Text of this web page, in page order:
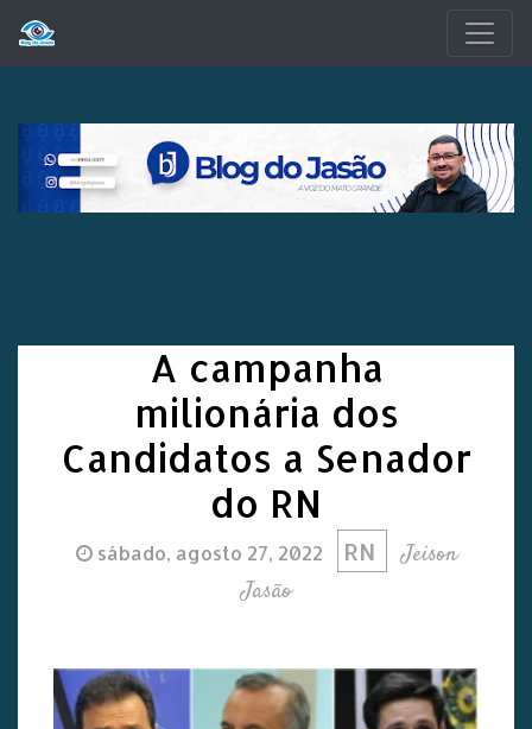
A campanha
milionária dos
Candidatos a Senador
do RN
sábado, agosto 27, 2022 RN
Jeison
Jasão